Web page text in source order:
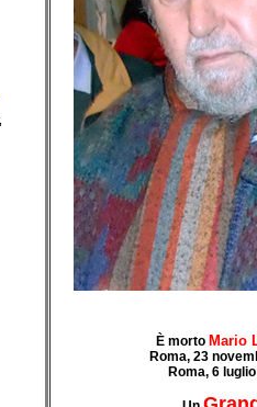
È morto Mario
Roma, 23
Roma, 6